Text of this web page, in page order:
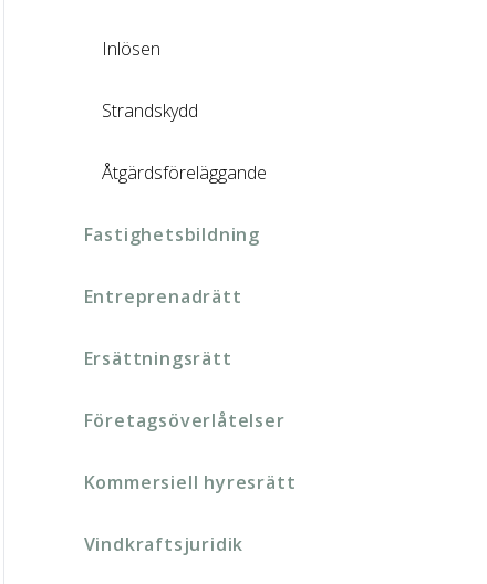
Inlösen
Strandskydd
Åtgärdsföreläggande
Fastighetsbildning
Entreprenadrätt
Ersättningsrätt
Företagsöverlåtelser
Kommersiell hyresrätt
Vindkraftsjuridik